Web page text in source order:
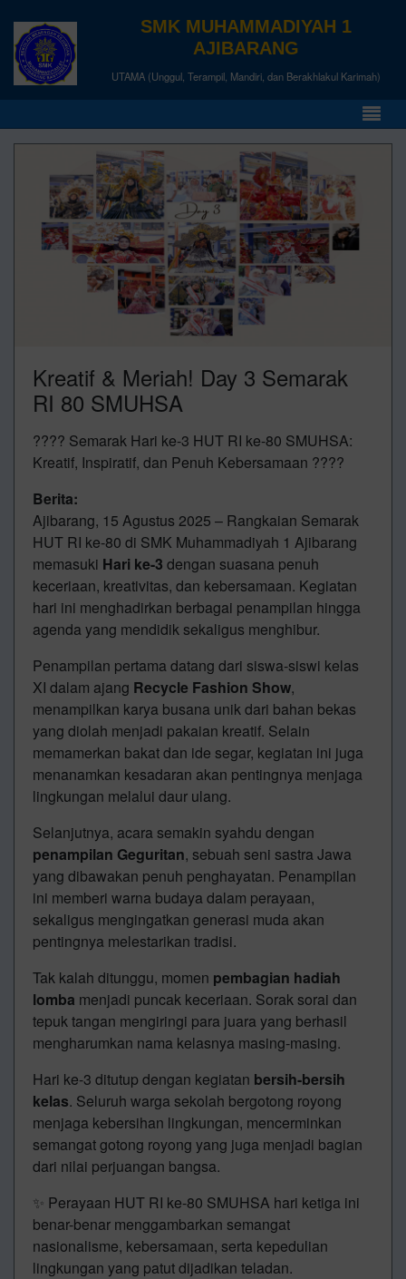
SMK MUHAMMADIYAH 1
AJIBARANG
UTAMA (Unggul, Terampil, Mandiri, dan Berakhlakul Karimah)
Kreatif & Meriah! Day 3 Semarak
RI 80 SMUHSA
???? Semarak Hari ke-3 HUT RI ke-80 SMUHSA:
Kreatif, Inspiratif, dan Penuh Kebersamaan ????
Berita:
Ajibarang, 15 Agustus 2025 – Rangkaian Semarak
HUT RI ke-80 di SMK Muhammadiyah 1 Ajibarang
memasuki Hari ke-3 dengan suasana penuh
keceriaan, kreativitas, dan kebersamaan. Kegiatan
hari ini menghadirkan berbagai penampilan hingga
agenda yang mendidik sekaligus menghibur.
Penampilan pertama datang dari siswa-siswi kelas
XI dalam ajang Recycle Fashion Show,
menampilkan karya busana unik dari bahan bekas
yang diolah menjadi pakaian kreatif. Selain
memamerkan bakat dan ide segar, kegiatan ini juga
menanamkan kesadaran akan pentingnya menjaga
lingkungan melalui daur ulang.
Selanjutnya, acara semakin syahdu dengan
penampilan Geguritan, sebuah seni sastra Jawa
yang dibawakan penuh penghayatan. Penampilan
ini memberi warna budaya dalam perayaan,
sekaligus mengingatkan generasi muda akan
pentingnya melestarikan tradisi.
Tak kalah ditunggu, momen pembagian hadiah
lomba menjadi puncak keceriaan. Sorak sorai dan
tepuk tangan mengiringi para juara yang berhasil
mengharumkan nama kelasnya masing-masing.
Hari ke-3 ditutup dengan kegiatan bersih-bersih
kelas. Seluruh warga sekolah bergotong royong
menjaga kebersihan lingkungan, mencerminkan
semangat gotong royong yang juga menjadi bagian
dari nilai perjuangan bangsa.
✨ Perayaan HUT RI ke-80 SMUHSA hari ketiga ini
benar-benar menggambarkan semangat
nasionalisme, kebersamaan, serta kepedulian
lingkungan yang patut dijadikan teladan.